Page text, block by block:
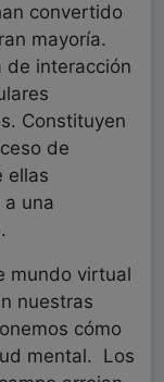
convertido
mayoría.
de interacción
Constituyen
de
ellas
una
mundo virtual
nuestras
cómo
mental. Los